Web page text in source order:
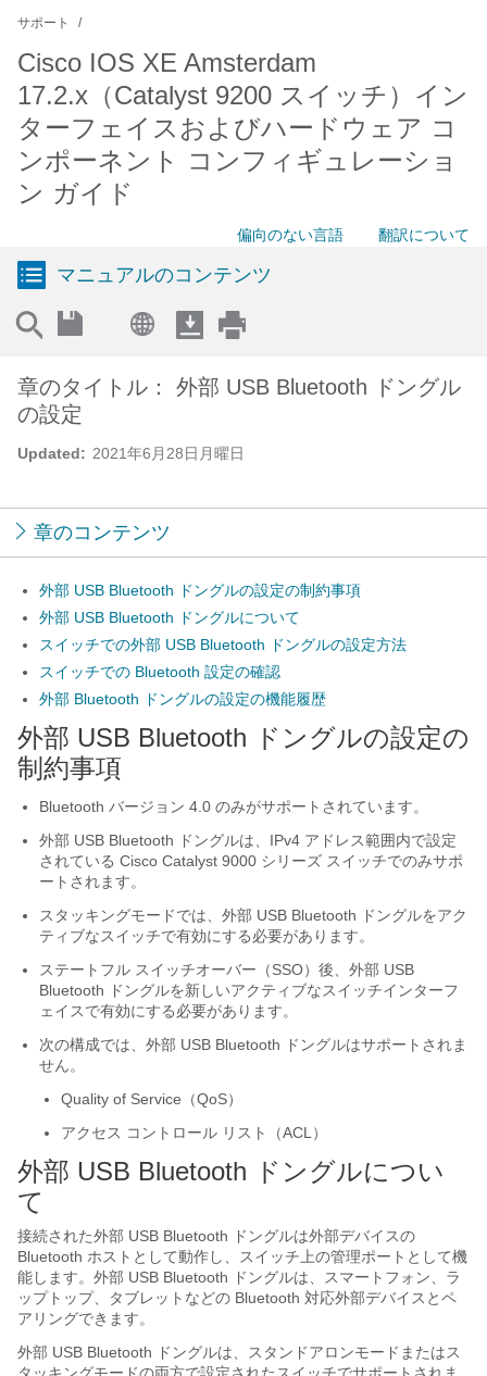
サポート
Cisco IOS XE Amsterdam
17.2.x（Catalyst 9200 スイッチ）イン
ターフェイスおよびハードウェア コ
ンポーネント コンフィギュレーショ
ン ガイド
偏向のない言語 翻訳について
マニュアルのコンテンツ
Updated: 2021年6月28日月曜日
章のタイトル： 外部 USB Bluetooth ドングル
の設定
章のコンテンツ
外部 USB Bluetooth ドングルの設定の制約事項
外部 USB Bluetooth ドングルについて
スイッチでの外部 USB Bluetooth ドングルの設定方法
スイッチでの Bluetooth 設定の確認
外部 Bluetooth ドングルの設定の機能履歴
外部 USB Bluetooth ドングルの設定の
制約事項
Bluetooth バージョン 4.0 のみがサポートされています。
外部 USB Bluetooth ドングルは、IPv4 アドレス範囲内で設定
されている Cisco Catalyst 9000 シリーズ スイッチでのみサポ
ートされます。
スタッキングモードでは、外部 USB Bluetooth ドングルをアク
ティブなスイッチで有効にする必要があります。
ステートフル スイッチオーバー（SSO）後、外部 USB
Bluetooth ドングルを新しいアクティブなスイッチインターフ
ェイスで有効にする必要があります。
次の構成では、外部 USB Bluetooth ドングルはサポートされま
せん。
Quality of Service（QoS）
アクセス コントロール リスト（ACL）
外部 USB Bluetooth ドングルについ
て
接続された外部 USB Bluetooth ドングルは外部デバイスの
Bluetooth ホストとして動作し、スイッチ上の管理ポートとして機
能します。外部 USB Bluetooth ドングルは、スマートフォン、ラ
ップトップ、タブレットなどの Bluetooth 対応外部デバイスとペ
アリングできます。
外部 USB Bluetooth ドングルは、スタンドアロンモードまたはス